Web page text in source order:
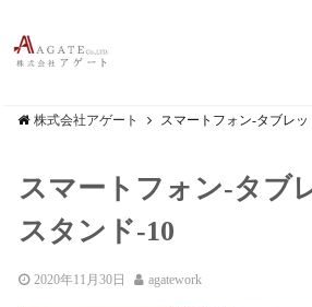
株式会社アゲート スマートフォン-タブレ
スマートフォン-タブ
スタンド-10
2020年11月30日 agatework